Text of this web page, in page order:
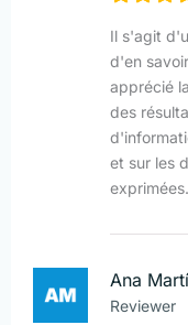
Il s'agit
d'en
apprécié
des
et sur les
exprimées.
Ana
Reviewer